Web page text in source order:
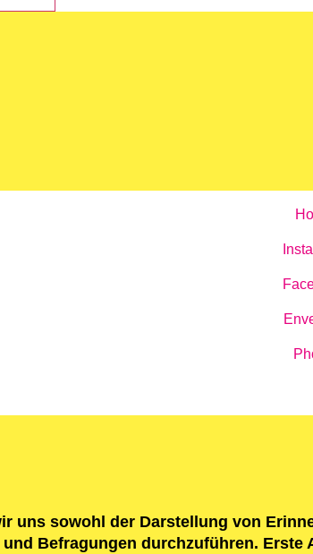
uns sowohl der Darstellung von
Befragungen durchzuführen.